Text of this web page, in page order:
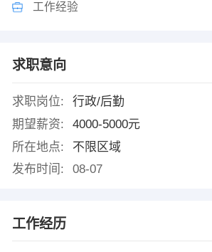
工作经验
求职意向
求职岗位:
行政/后勤
期望薪资:
4000-5000元
所在地点:
不限区域
发布时间:
08-07
工作经历